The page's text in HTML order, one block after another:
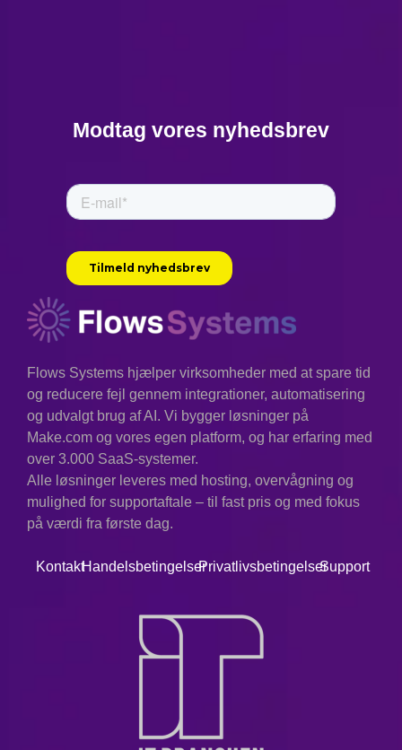
Modtag vores nyhedsbrev
Flows Systems hjælper virksomheder med at spare tid
og reducere fejl gennem integrationer, automatisering
og udvalgt brug af AI. Vi bygger løsninger på
Make.com og vores egen platform, og har erfaring med
over 3.000 SaaS-systemer.
Alle løsninger leveres med hosting, overvågning og
mulighed for supportaftale – til fast pris og med fokus
på værdi fra første dag.
KontaktHandelsbetingelserPrivatlivsbetingelserSupport